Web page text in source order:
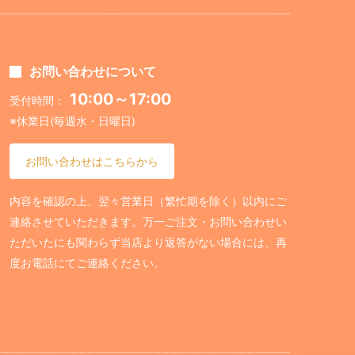
お問い合わせについて
受付時間： 10:00～17:00
※休業日(毎週水・日曜日)
お問い合わせはこちらから
内容を確認の上、翌々営業日（繁忙期を除く）以内にご
連絡させていただきます。万一ご注文・お問い合わせい
ただいたにも関わらず当店より返答がない場合には、再
度お電話にてご連絡ください。